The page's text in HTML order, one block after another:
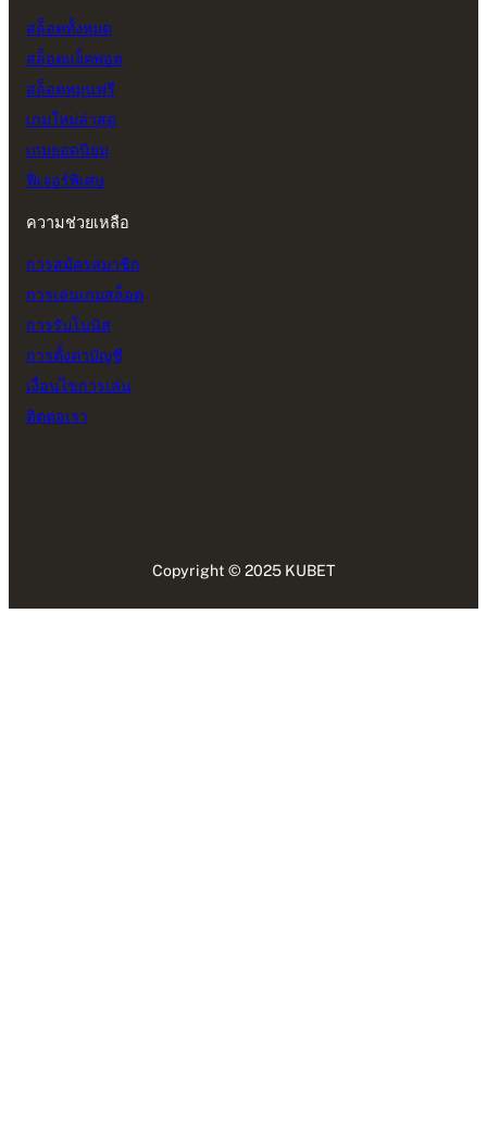
สล็อตทั้งหมด
สล็อตแจ็คพอต
สล็อตหมุนฟรี
เกมใหม่ล่าสุด
เกมยอดนิยม
ฟีเจอร์พิเศษ
ความช่วยเหลือ
การสมัครสมาชิก
การเล่นเกมสล็อต
การรับโบนัส
การตั้งค่าบัญชี
เงื่อนไขการเล่น
ติดต่อเรา
Copyright © 2025 KUBET